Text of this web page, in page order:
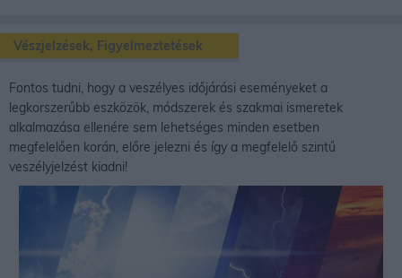
Vészjelzések, Figyelmeztetések
Fontos tudni, hogy a veszélyes időjárási eseményeket a
legkorszerűbb eszközök, módszerek és szakmai ismeretek
alkalmazása ellenére sem lehetséges minden esetben
megfelelően korán, előre jelezni és így a megfelelő szintű
veszélyjelzést kiadni!